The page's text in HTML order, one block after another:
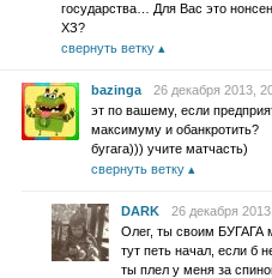
государства… Для Вас это
ХЗ?
свернуть ветку
bazinga 26 декабря 2013,
эт по вашему, если
максимуму и обанкротить?
бугага))) учите матчасть)
свернуть ветку
DARK 26 декабря
Олег, ты своим БУГАГА
тут петь начал, если
ты плел у меня за